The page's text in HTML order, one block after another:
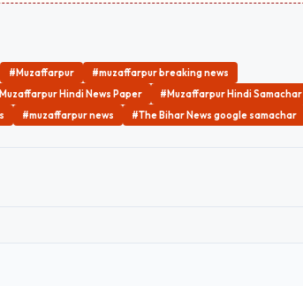
#Muzaffarpur
#muzaffarpur breaking news
Hindi News Paper
#Muzaffarpur Hindi Samachar
#muzaffarpur news #The Bihar News google samachar